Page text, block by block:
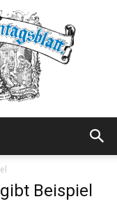
Beispiel